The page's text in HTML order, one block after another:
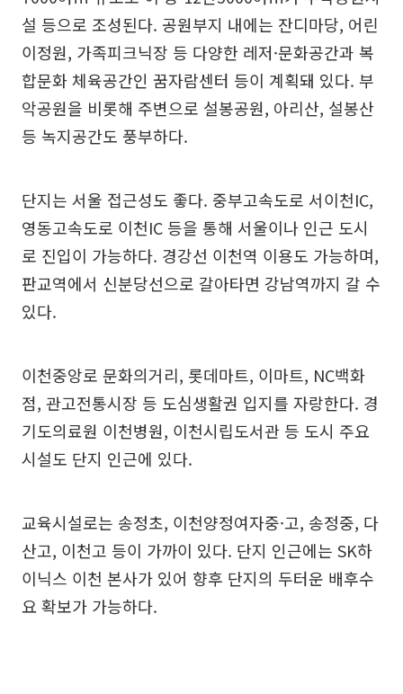
설 등으로 조성된다. 공원부지 내에는 잔디마당, 어린
이정원, 가족피크닉장 등 다양한 레저·문화공간과 복
합문화 체육공간인 꿈자람센터 등이 계획돼 있다. 부
악공원을 비롯해 주변으로 설봉공원, 아리산, 설봉산
등 녹지공간도 풍부하다.
단지는 서울 접근성도 좋다. 중부고속도로 서이천IC,
영동고속도로 이천IC 등을 통해 서울이나 인근 도시
로 진입이 가능하다. 경강선 이천역 이용도 가능하며,
판교역에서 신분당선으로 갈아타면 강남역까지 갈 수
있다.
이천중앙로 문화의거리, 롯데마트, 이마트, NC백화
점, 관고전통시장 등 도심생활권 입지를 자랑한다. 경
기도의료원 이천병원, 이천시립도서관 등 도시 주요
시설도 단지 인근에 있다.
교육시설로는 송정초, 이천양정여자중·고, 송정중, 다
산고, 이천고 등이 가까이 있다. 단지 인근에는 SK하
이닉스 이천 본사가 있어 향후 단지의 두터운 배후수
요 확보가 가능하다.